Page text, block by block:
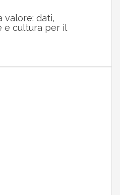
valore: dati,
e cultura per il